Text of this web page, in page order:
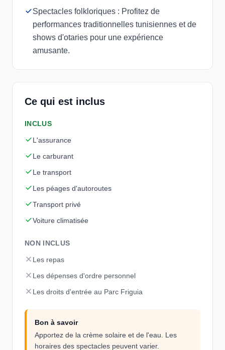
Spectacles folkloriques : Profitez de
performances traditionnelles tunisiennes et de
shows d'otaries pour une expérience
amusante.
Ce qui est inclus
INCLUS
L'assurance
Le carburant
Le transport
Les péages d'autoroutes
Transport privé
Voiture climatisée
NON INCLUS
Les repas
Les dépenses d'ordre personnel
Les droits d'entrée au Parc Friguia
Bon à savoir
Apportez de la crème solaire et de l'eau. Les
horaires des spectacles peuvent varier.